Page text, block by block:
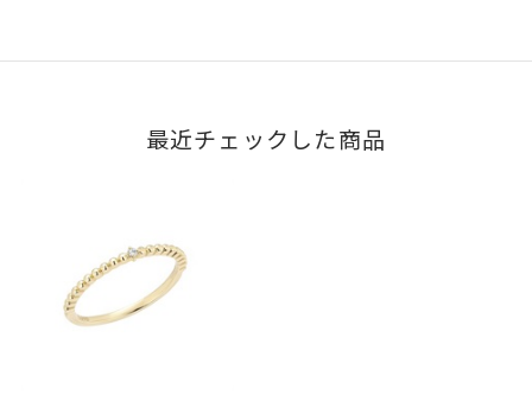
最近チェックした商品